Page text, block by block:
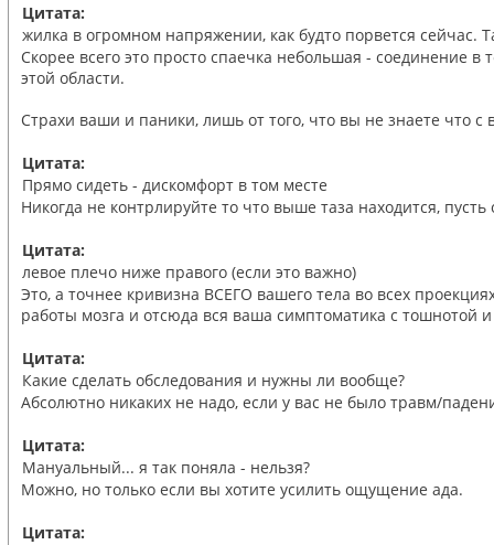
Цитата:
жилка в огромном напряжении, как будто порвется сейчас.
Скорее всего это просто спаечка небольшая - соединение в
этой области.
Страхи ваши и паники, лишь от того, что вы не знаете что с
Цитата:
Прямо сидеть - дискомфорт в том месте
Никогда не контрлируйте то что выше таза находится,
Цитата:
левое плечо ниже правого (если это важно)
Это, а точнее кривизна ВСЕГО вашего тела во всех
работы мозга и отсюда вся ваша симптоматика с тошнотой
Цитата:
Какие сделать обследования и нужны ли вообще?
Абсолютно никаких не надо, если у вас не было травм/
Цитата:
Мануальный... я так поняла - нельзя?
Можно, но только если вы хотите усилить ощущение ада.
Цитата: